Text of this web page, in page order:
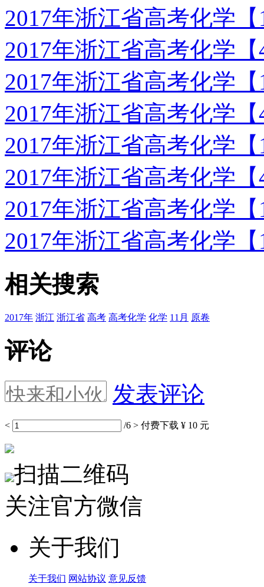
2017年浙江省高考化学
2017年浙江省高考化学
2017年浙江省高考化学
2017年浙江省高考化学
2017年浙江省高考化学
2017年浙江省高考化学
2017年浙江省高考化学
2017年浙江省高考化学
相关搜索
2017年 浙江 浙江省 高考 高考化学 化学 11月 原卷
评论
发表评论
< /6 > 付费下载 ¥ 10 元
扫描二维码
关注官方微信
关于我们
关于我们 网站协议 意见反馈